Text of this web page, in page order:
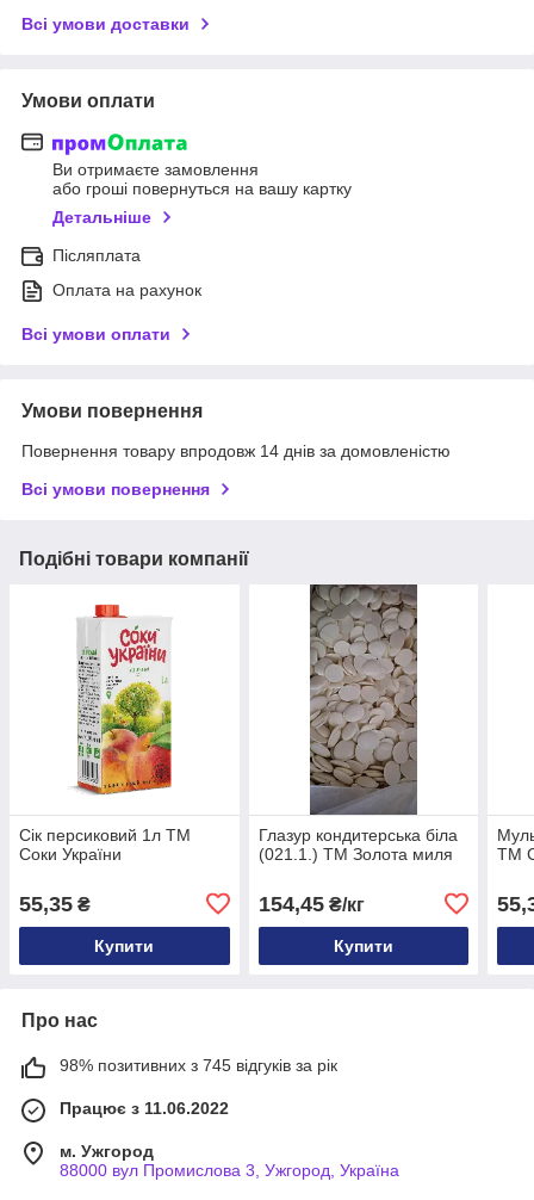
Всі умови доставки
Умови оплати
Ви отримаєте замовлення
або гроші повернуться на вашу картку
Детальніше
Післяплата
Оплата на рахунок
Всі умови оплати
Умови повернення
Повернення товару впродовж 14 днів за домовленістю
Всі умови повернення
Подібні товари компанії
Сік персиковий 1л ТМ
Соки України
55,35 ₴
Купити
Глазур кондитерська біла
(021.1.) ТМ Золота миля
154,45₴/кг
Купити
ТМ
Про нас
98% позитивних з 745 відгуків за рік
Працює з 11.06.2022
м. Ужгород
88000 вул Промислова 3, Ужгород, Україна